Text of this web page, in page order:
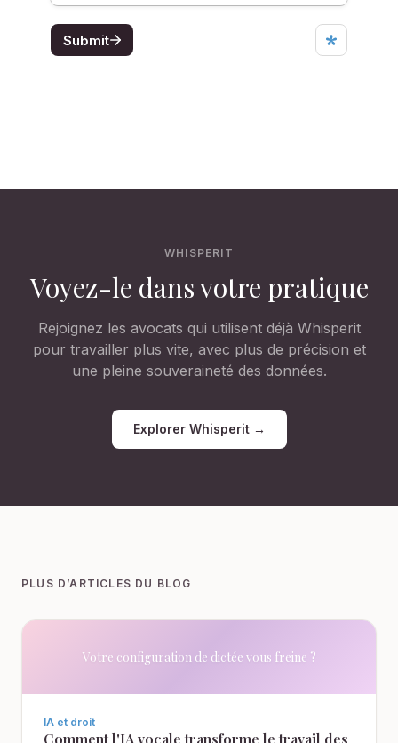
WHISPERIT
Voyez-le dans votre pratique
Rejoignez les avocats qui utilisent déjà Whisperit
pour travailler plus vite, avec plus de précision et
une pleine souveraineté des données.
Explorer Whisperit →
PLUS D’ARTICLES DU BLOG
Votre configuration de dictée vous freine ?
IA et droit
Comment l'IA vocale transforme le travail des